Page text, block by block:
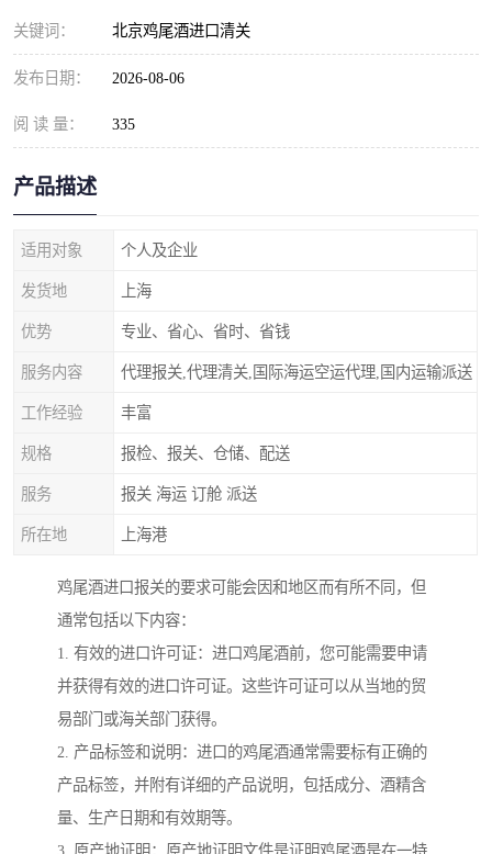
关键词： 北京鸡尾酒进口清关
发布日期： 2026-08-06
阅 读 量： 335
产品描述
适用对象 个人及企业
发货地 上海
优势 专业、省心、省时、省钱
服务内容 代理报关,代理清关,国际海运空运代理,国内运输派送
工作经验 丰富
规格 报检、报关、仓储、配送
服务 报关 海运 订舱 派送
所在地 上海港
鸡尾酒进口报关的要求可能会因和地区而有所不同，但
通常包括以下内容：
1. 有效的进口许可证：进口鸡尾酒前，您可能需要申请
并获得有效的进口许可证。这些许可证可以从当地的贸
易部门或海关部门获得。
2. 产品标签和说明：进口的鸡尾酒通常需要标有正确的
产品标签，并附有详细的产品说明，包括成分、酒精含
量、生产日期和有效期等。